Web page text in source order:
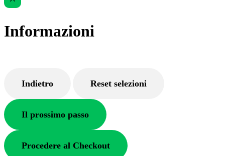
Informazioni
Indietro Reset selezioni
Il prossimo passo
Procedere al Checkout